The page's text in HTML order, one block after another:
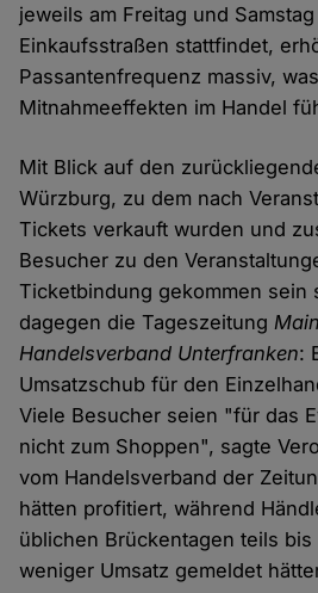
jeweils am Freitag und
Einkaufsstraßen stattfindet,
Passantenfrequenz massiv,
Mitnahmeeffekten im Handel
Mit Blick auf den
Würzburg, zu dem nach
Tickets verkauft wurden und
Besucher zu den
Ticketbindung gekommen
dagegen die Tageszeitung
Handelsverband Unterfranken:
Umsatzschub für den
Viele Besucher seien "für das
nicht zum Shoppen", sagte
vom Handelsverband der
hätten profitiert, während
üblichen Brückentagen teils
weniger Umsatz gemeldet